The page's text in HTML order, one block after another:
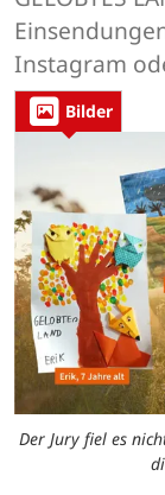
Instagram
Bilder
Der Jury fiel es